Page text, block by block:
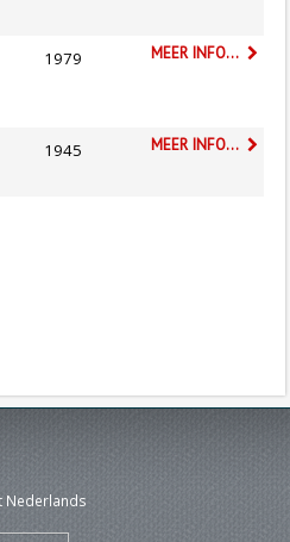
1979 MEER INFO...
1945 MEER INFO...
Nederlands